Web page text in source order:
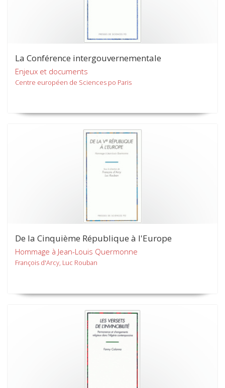
La Conférence intergouvernementale
Enjeux et documents
Centre européen de Sciences po Paris
De la Cinquième République à l'Europe
Hommage à Jean-Louis Quermonne
François d'Arcy, Luc Rouban